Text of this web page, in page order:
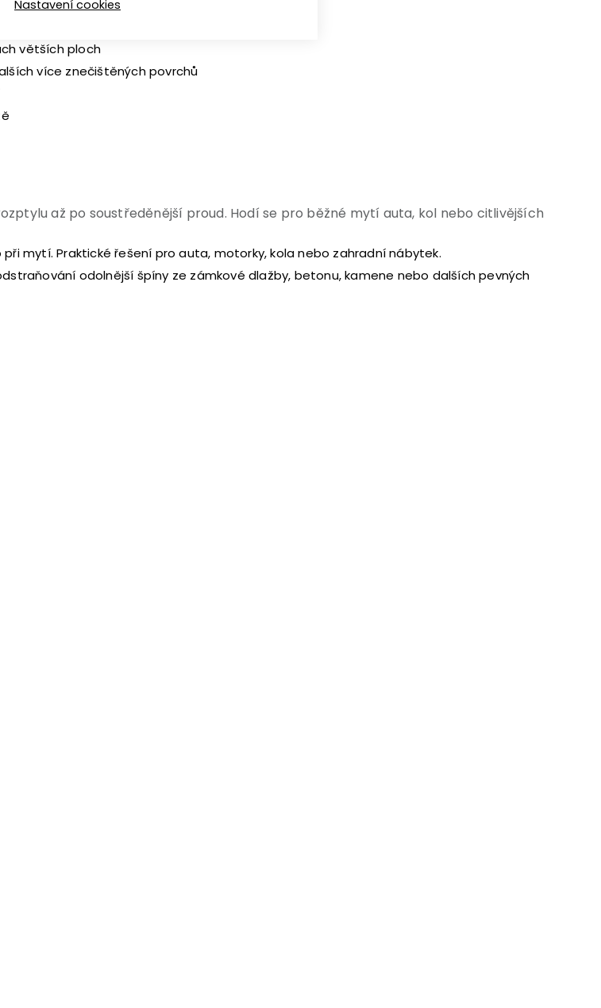
terasy i zahrady i ve stojaté pozici
větších ploch
více znečištěných povrchů
až po soustředěnější proud. Hodí se pro běžné mytí auta, kol nebo citlivějších
mytí. Praktické řešení pro auta, motorky, kola nebo zahradní nábytek.
odolnější špíny ze zámkové dlažby, betonu, kamene nebo dalších pevných
Nastavení cookies